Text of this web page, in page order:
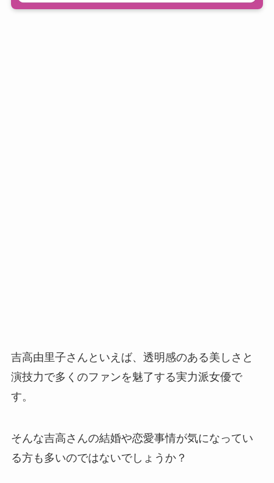
吉高由里子さんといえば、透明感のある美しさと
演技力で多くのファンを魅了する実力派女優で
す。
そんな吉高さんの結婚や恋愛事情が気になってい
る方も多いのではないでしょうか？